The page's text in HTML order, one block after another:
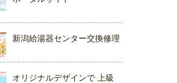
新潟給湯器センター交換修理
オリジナルデザインで 上級